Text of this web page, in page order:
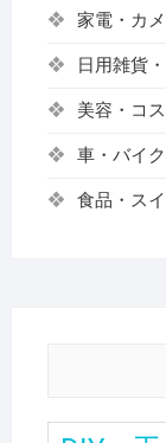
家電・カ
日用雑貨
美容・コ
車・バイク
食品・ス